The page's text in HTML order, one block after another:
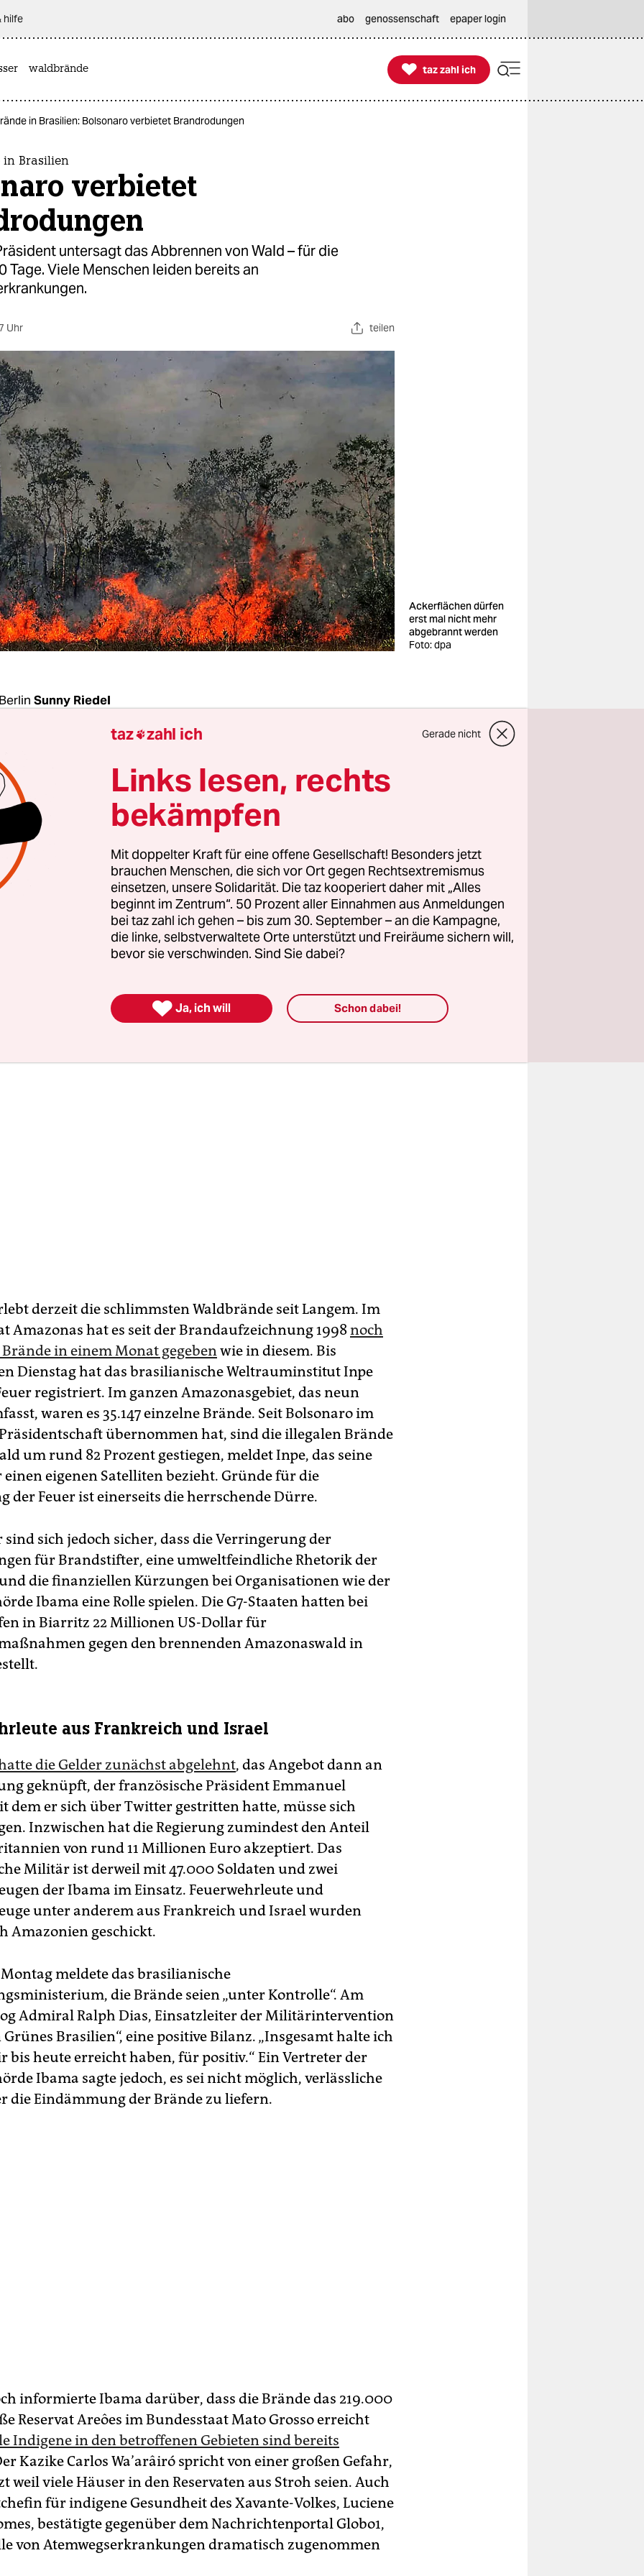
hilfe abo genossenschaft epaper login
waldbrände 
taz zahl ich
taz zahl ich
in Brasilien: Bolsonaro verbietet Brandrodungen
in Brasilien
verbietet
untersagt das Abbrennen von Wald – für die
Tage. Viele Menschen leiden bereits an
Uhr teilen
Ackerflächen dürfen
erst mal nicht mehr
abgebrannt werden
Foto: dpa
Sunny Riedel
Regierung hat jegliche Brandrodung im
für die nächsten 60 Tage verboten. Rund eine Woche
aus dem Herzen Südamerikas die
Metropole São Paulo mitten am Tag in Dunkelheit
das
gelenkt hatten, sind dies die ersten Schutzmaßnahmen von
Bolsonaro.
während der Trockenzeit, die auf der südlichen Halbkugel
Sommerzeit im Dezember reicht, soll das legale
und die Landwirtschaft indigener Völker.
derzeit die schlimmsten Waldbrände seit Langem. Im
Amazonas hat es seit der Brandaufzeichnung 1998noch
Brände in einem Monat gegebenwie in diesem. Bis
Dienstag hat das brasilianische Weltrauminstitut Inpe
registriert. Im ganzen Amazonasgebiet, das neun
waren es 35.147 einzelne Brände. Seit Bolsonaro im
übernommen hat, sind die illegalen Brände
um rund 82 Prozent gestiegen, meldet Inpe, das seine
einen eigenen Satelliten bezieht. Gründe für die
der Feuer ist einerseits die herrschende Dürre.
sind sich jedoch sicher, dass die Verringerung der
für Brandstifter, eine umweltfeindliche Rhetorik der
die finanziellen Kürzungen bei Organisationen wie der
Ibama eine Rolle spielen. Die G7-Staaten hatten bei
in Biarritz 22 Millionen US-Dollar für
gegen den brennenden Amazonaswald in
aus Frankreich und Israel
die Gelder zunächst abgelehnt, das Angebot dann an
geknüpft, der französische Präsident Emmanuel
dem er sich über Twitter gestritten hatte, müsse sich
Inzwischen hat die Regierung zumindest den Anteil
von rund 11 Millionen Euro akzeptiert. Das
Militär ist derweil mit 47.000 Soldaten und zwei
der Ibama im Einsatz. Feuerwehrleute und
unter anderem aus Frankreich und Israel wurden
Amazonien geschickt.
meldete das brasilianische
die Brände seien „unter Kontrolle“. Am
Admiral Ralph Dias, Einsatzleiter der Militärintervention
Brasilien“, eine positive Bilanz. „Insgesamt halte ich
bis heute erreicht haben, für positiv.“ Ein Vertreter der
Ibama sagte jedoch, es sei nicht möglich, verlässliche
die Eindämmung der Brände zu liefern.
informierte Ibama darüber, dass die Brände das 219.000
Reservat Areôes im Bundesstaat Mato Grosso erreicht
Indigene in den betroffenen Gebieten sind bereits
Kazike Carlos Wa’arâiró spricht von einer großen Gefahr,
weil viele Häuser in den Reservaten aus Stroh seien. Auch
für indigene Gesundheit des Xavante-Volkes, Luciene
bestätigte gegenüber dem Nachrichtenportal Globo1,
von Atemwegserkrankungen dramatisch zugenommen
taz zahl ich Gerade nicht
Links lesen, rechts
bekämpfen
Mit doppelter Kraft für eine offene Gesellschaft! Besonders jetzt
brauchen Menschen, die sich vor Ort gegen Rechtsextremismus
einsetzen, unsere Solidarität. Die taz kooperiert daher mit „Alles
beginnt im Zentrum“. 50 Prozent aller Einnahmen aus Anmeldungen
bei taz zahl ich gehen – bis zum 30. September – an die Kampagne,
die linke, selbstverwaltete Orte unterstützt und Freiräume sichern will,
bevor sie verschwinden. Sind Sie dabei?
 Ja, ich will Schon dabei!